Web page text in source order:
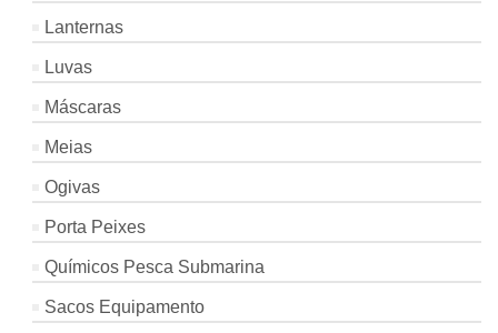
Lanternas
Luvas
Máscaras
Meias
Ogivas
Porta Peixes
Químicos Pesca Submarina
Sacos Equipamento